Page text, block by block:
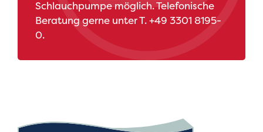
Schlauchpumpe möglich. Telefonische
Beratung gerne unter T. +49 3301 8195-
0.